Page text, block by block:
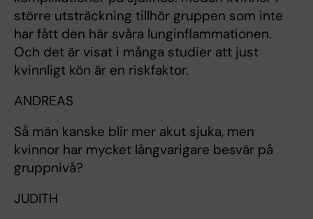
större utsträckning tillhör gruppen som inte
har fått den här svåra lunginflammationen.
Och det är visat i många studier att just
kvinnligt kön är en riskfaktor.
ANDREAS
Så män kanske blir mer akut sjuka, men
kvinnor har mycket långvarigare besvär på
gruppnivå?
JUDITH